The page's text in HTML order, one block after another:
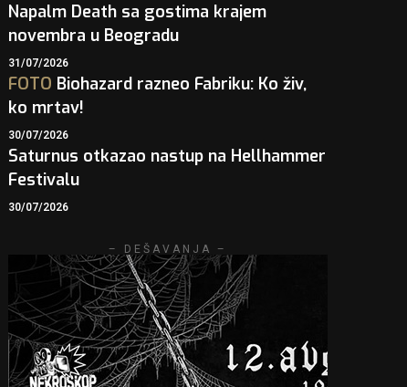
Napalm Death sa gostima krajem
novembra u Beogradu
31/07/2026
FOTO Biohazard razneo Fabriku: Ko živ,
ko mrtav!
30/07/2026
Saturnus otkazao nastup na Hellhammer
Festivalu
30/07/2026
– DEŠAVANJA –